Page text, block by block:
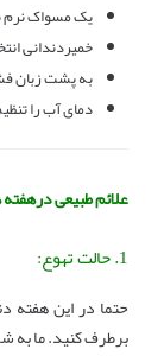
یک مسواک نرم
خمیردندانی
به پشت زبان
دمای آب را
علائم طبیعی
1. حالت تهوع:
حتما در این هفته
برطرف کنید. ما